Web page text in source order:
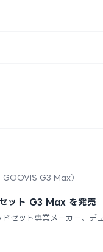
GOOVIS G3 Max）
ット G3 Max を発売
セット専業メーカー。